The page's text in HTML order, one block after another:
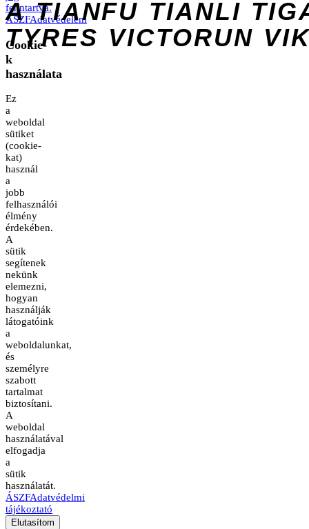
A TIANFU TIANLI
TYRES VICTORUN
fenntartva.
ÁSZFAdatvédelem
Cookie-
k
használata
Ez
a
weboldal
sütiket
(cookie-
kat)
használ
a
jobb
felhasználói
élmény
érdekében.
A
sütik
segítenek
nekünk
elemezni,
hogyan
használják
látogatóink
a
weboldalunkat,
és
személyre
szabott
tartalmat
biztosítani.
A
weboldal
használatával
elfogadja
a
sütik
használatát.
ÁSZFAdatvédelmi
tájékoztató
Elutasítom